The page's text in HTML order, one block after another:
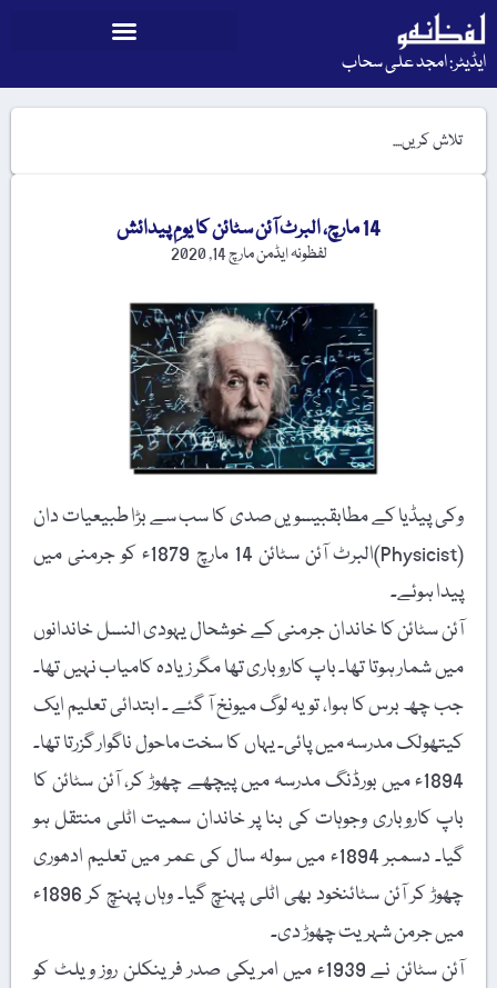
ایڈیٹر: امجد علی سحاب
14 مارچ، البرٹ آئن سٹائن کا یومِ پیدائش
لفظونہ ایڈمنمارچ 14, 2020
وکی پیڈیا کے مطابقبیسویں صدی کا سب سے بڑا طبیعیات دان
(Physicist)البرٹ آئن سٹائن 14 مارچ 1879ء کو جرمنی میں
پیدا ہوئے۔
آئن سٹائن کا خاندان جرمنی کے خوشحال یہودی النسل خاندانوں
میں شمار ہوتا تھا۔ باپ کاروباری تھا مگر زیادہ کامیاب نہیں تھا۔
جب چھ برس کا ہوا، تو یہ لوگ میونخ آ گئے ۔ ابتدائی تعلیم ایک
کیتھولک مدرسہ میں پائی۔ یہاں کا سخت ماحول ناگوار گزرتا تھا۔
1894ء میں بورڈنگ مدرسہ میں پیچھے چھوڑ کر، آئن سٹائن کا
باپ کاروباری وجوہات کی بنا پر خاندان سمیت اٹلی منتقل ہو
گیا۔ دسمبر 1894ء میں سولہ سال کی عمر میں تعلیم ادھوری
چھوڑ کر آئن سٹائنخود بھی اٹلی پہنچ گیا۔ وہاں پہنچ کر 1896ء
میں جرمن شہریت چھوڑ دی۔
آئن سٹائن نے 1939ء میں امریکی صدر فرینکلن روز ویلٹ کو